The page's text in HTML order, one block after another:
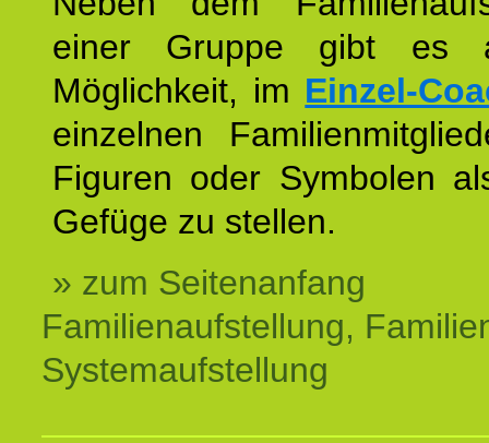
einer Gruppe gibt es
Möglichkeit, im Einzel-
einzelnen
Figuren oder Symbolen
Gefüge zu stellen.
» zum Seitenanfang
Familienaufstellung,
Systemaufstellung